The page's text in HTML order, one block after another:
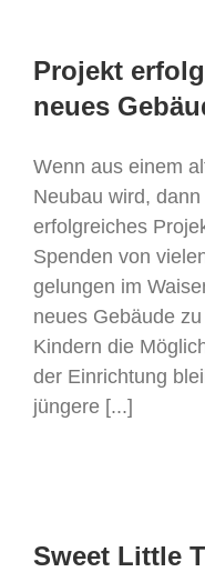
Projekt
neues
Wenn aus einem
Neubau wird,
erfolgreiches
Spenden von
gelungen im
neues Gebäude
Kindern die
der Einrichtung
jüngere [...]
Sweet Little